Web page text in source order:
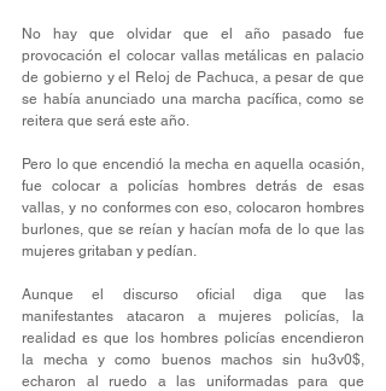
No hay que olvidar que el año pasado fue
provocación el colocar vallas metálicas en palacio
de gobierno y el Reloj de Pachuca, a pesar de que
se había anunciado una marcha pacífica, como se
reitera que será este año.
Pero lo que encendió la mecha en aquella ocasión,
fue colocar a policías hombres detrás de esas
vallas, y no conformes con eso, colocaron hombres
burlones, que se reían y hacían mofa de lo que las
mujeres gritaban y pedían.
Aunque el discurso oficial diga que las
manifestantes atacaron a mujeres policías, la
realidad es que los hombres policías encendieron
la mecha y como buenos machos sin hu3v0$,
echaron al ruedo a las uniformadas para que